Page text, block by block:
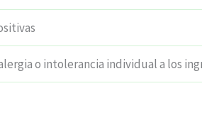
o intolerancia individual a los